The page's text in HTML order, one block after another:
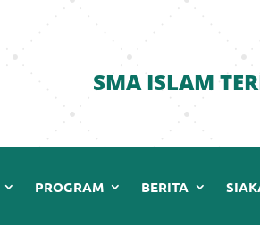
SMA ISLAM
PROGRAM BERITA